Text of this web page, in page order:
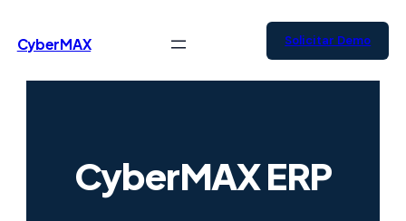
CyberMAX Solicitar Demo
CyberMAX ERP